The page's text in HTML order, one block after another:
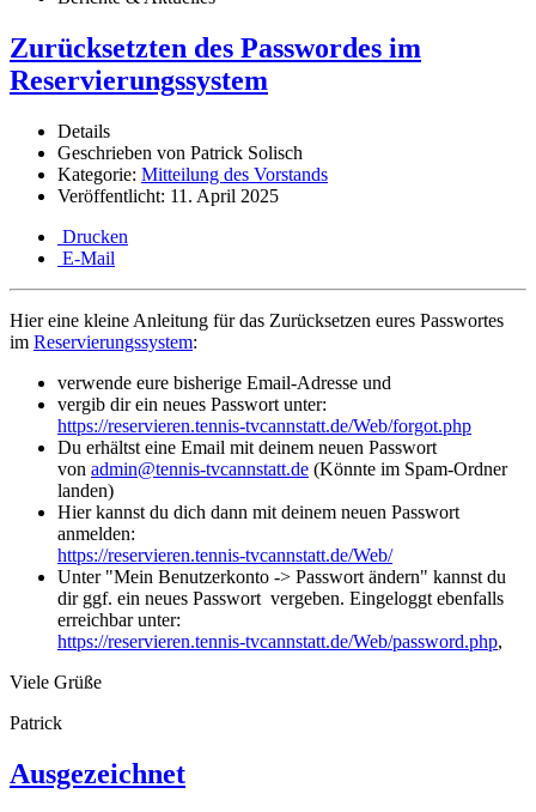
Zurücksetzten des Passwordes im
Reservierungssystem
Details
Geschrieben von Patrick Solisch
Kategorie: Mitteilung des Vorstands
Veröffentlicht: 11. April 2025
Drucken
E-Mail
Hier eine kleine Anleitung für das Zurücksetzen eures Passwortes
im Reservierungssystem:
verwende eure bisherige Email-Adresse und
vergib dir ein neues Passwort unter:
https://reservieren.tennis-tvcannstatt.de/Web/forgot.php
Du erhältst eine Email mit deinem neuen Passwort
von admin@tennis-tvcannstatt.de (Könnte im Spam-Ordner
landen)
Hier kannst du dich dann mit deinem neuen Passwort
anmelden:
https://reservieren.tennis-tvcannstatt.de/Web/
Unter "Mein Benutzerkonto -> Passwort ändern" kannst du
dir ggf. ein neues Passwort vergeben. Eingeloggt ebenfalls
erreichbar unter:
https://reservieren.tennis-tvcannstatt.de/Web/password.php,
Viele Grüße
Patrick
Ausgezeichnet